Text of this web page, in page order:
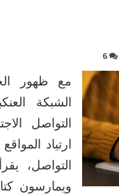
6
مع ظهور
الشبكة
التواصل
ارتياد
التواصل،
ويمارسون